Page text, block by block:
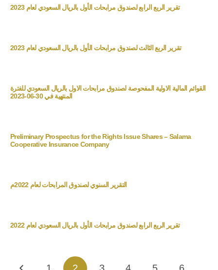
تقرير الربع الرابع لصندوق مرابحات الأول بالريال السعودي لعام 2023
تقرير الربع الثالث لصندوق مرابحات الأول بالريال السعودي لعام 2023
القوائم المالية الاولية المفحوصة لصندوق مرابحات الاول بالريال السعودي للفترة
المنتهية في 30-06-2023
Preliminary Prospectus for the Rights Issue Shares – Salama
Cooperative Insurance Company
التقرير السنوي لصندوق المرابحات لعام 2022م
تقرير الربع الرابع لصندوق مرابحات الأول بالريال السعودي لعام 2022